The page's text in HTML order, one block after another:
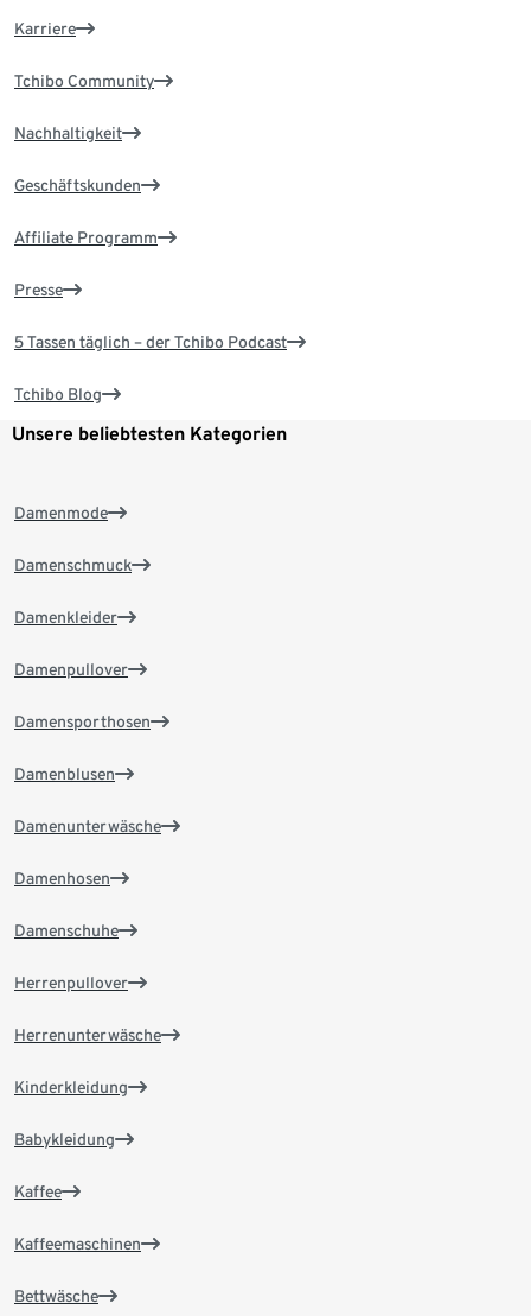
Karriere
Tchibo Community
Nachhaltigkeit
Geschäftskunden
Affiliate Programm
Presse
5 Tassen täglich – der Tchibo Podcast
Tchibo Blog
Unsere beliebtesten Kategorien
Damenmode
Damenschmuck
Damenkleider
Damenpullover
Damensporthosen
Damenblusen
Damenunterwäsche
Damenhosen
Damenschuhe
Herrenpullover
Herrenunterwäsche
Kinderkleidung
Babykleidung
Kaffee
Kaffeemaschinen
Bettwäsche